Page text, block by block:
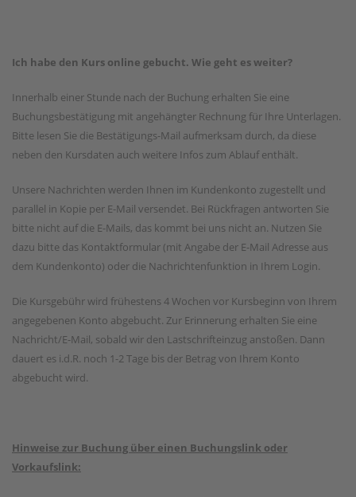
Ich habe den Kurs online gebucht. Wie geht es weiter?
Innerhalb einer Stunde nach der Buchung erhalten Sie eine
Buchungsbestätigung mit angehängter Rechnung für Ihre Unterlagen.
Bitte lesen Sie die Bestätigungs-Mail aufmerksam durch, da diese
neben den Kursdaten auch weitere Infos zum Ablauf enthält.
Unsere Nachrichten werden Ihnen im Kundenkonto zugestellt und
parallel in Kopie per E-Mail versendet. Bei Rückfragen antworten Sie
bitte nicht auf die E-Mails, das kommt bei uns nicht an. Nutzen Sie
dazu bitte das Kontaktformular (mit Angabe der E-Mail Adresse aus
dem Kundenkonto) oder die Nachrichtenfunktion in Ihrem Login.
Die Kursgebühr wird frühestens 4 Wochen vor Kursbeginn von Ihrem
angegebenen Konto abgebucht. Zur Erinnerung erhalten Sie eine
Nachricht/E-Mail, sobald wir den Lastschrifteinzug anstoßen. Dann
dauert es i.d.R. noch 1-2 Tage bis der Betrag von Ihrem Konto
abgebucht wird.
Hinweise zur Buchung über einen Buchungslink oder
Vorkaufslink: